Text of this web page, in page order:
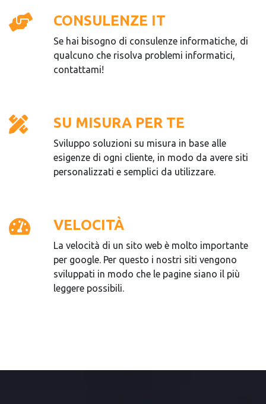
CONSULENZE IT
Se hai bisogno di consulenze informatiche, di
qualcuno che risolva problemi informatici,
contattami!
SU MISURA PER TE
Sviluppo soluzioni su misura in base alle
esigenze di ogni cliente, in modo da avere siti
personalizzati e semplici da utilizzare.
VELOCITÀ
La velocità di un sito web è molto importante
per google. Per questo i nostri siti vengono
sviluppati in modo che le pagine siano il più
leggere possibili.